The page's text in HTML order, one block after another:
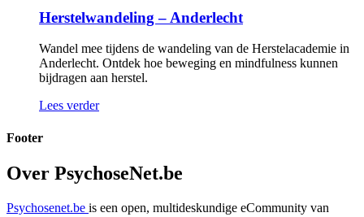
Herstelwandeling – Anderlecht
Wandel mee tijdens de wandeling van de Herstelacademie in
Anderlecht. Ontdek hoe beweging en mindfulness kunnen
bijdragen aan herstel.
Lees verder
Footer
Over PsychoseNet.be
Psychosenet.be is een open, multideskundige eCommunity van